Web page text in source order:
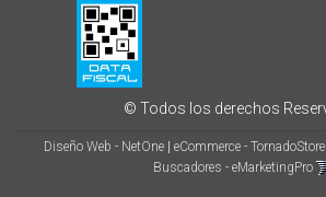
© Todos los derechos
Diseño Web - NetOne eCommerce - TornadoStore
Buscadores - eMarketingPro